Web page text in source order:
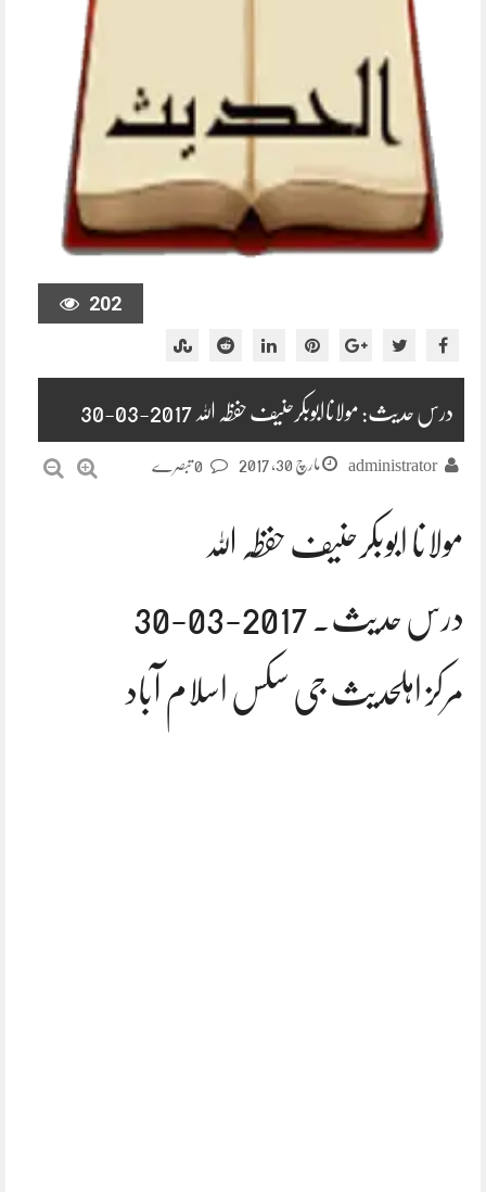
202
درس حدیث: مولاناابوبکرحنیف حفظہ اللہ 2017-03-30
administrator مارچ 30, 2017
مولانا ابوبکرحنیف حفظہ اللہ
درس حدیث. 2017-03-30
مرکز اہلحدیث جی سکس اسلام آباد